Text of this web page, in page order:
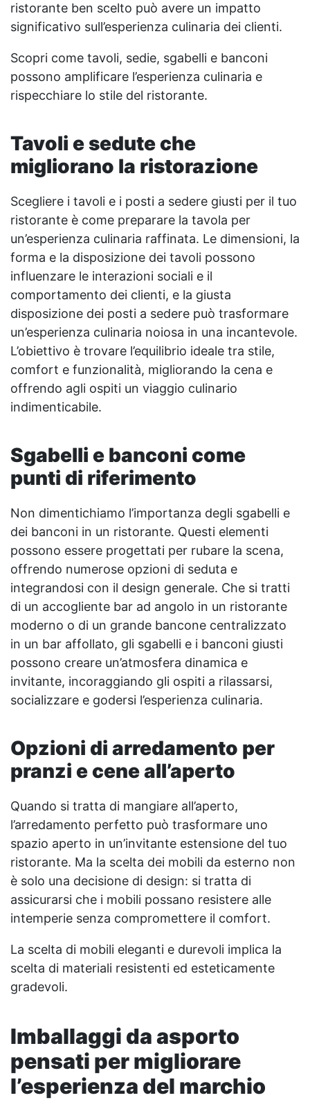
ristorante ben scelto può avere un impatto
significativo sull’esperienza culinaria dei clienti.
Scopri come tavoli, sedie, sgabelli e banconi
possono amplificare l’esperienza culinaria e
rispecchiare lo stile del ristorante.
Tavoli e sedute che
migliorano la ristorazione
Scegliere i tavoli e i posti a sedere giusti per il tuo
ristorante è come preparare la tavola per
un’esperienza culinaria raffinata. Le dimensioni, la
forma e la disposizione dei tavoli possono
influenzare le interazioni sociali e il
comportamento dei clienti, e la giusta
disposizione dei posti a sedere può trasformare
un’esperienza culinaria noiosa in una incantevole.
L’obiettivo è trovare l’equilibrio ideale tra stile,
comfort e funzionalità, migliorando la cena e
offrendo agli ospiti un viaggio culinario
indimenticabile.
Sgabelli e banconi come
punti di riferimento
Non dimentichiamo l’importanza degli sgabelli e
dei banconi in un ristorante. Questi elementi
possono essere progettati per rubare la scena,
offrendo numerose opzioni di seduta e
integrandosi con il design generale. Che si tratti
di un accogliente bar ad angolo in un ristorante
moderno o di un grande bancone centralizzato
in un bar affollato, gli sgabelli e i banconi giusti
possono creare un’atmosfera dinamica e
invitante, incoraggiando gli ospiti a rilassarsi,
socializzare e godersi l’esperienza culinaria.
Opzioni di arredamento per
pranzi e cene all’aperto
Quando si tratta di mangiare all’aperto,
l’arredamento perfetto può trasformare uno
spazio aperto in un’invitante estensione del tuo
ristorante. Ma la scelta dei mobili da esterno non
è solo una decisione di design: si tratta di
assicurarsi che i mobili possano resistere alle
intemperie senza compromettere il comfort.
La scelta di mobili eleganti e durevoli implica la
scelta di materiali resistenti ed esteticamente
gradevoli.
Imballaggi da asporto
pensati per migliorare
l’esperienza del marchio